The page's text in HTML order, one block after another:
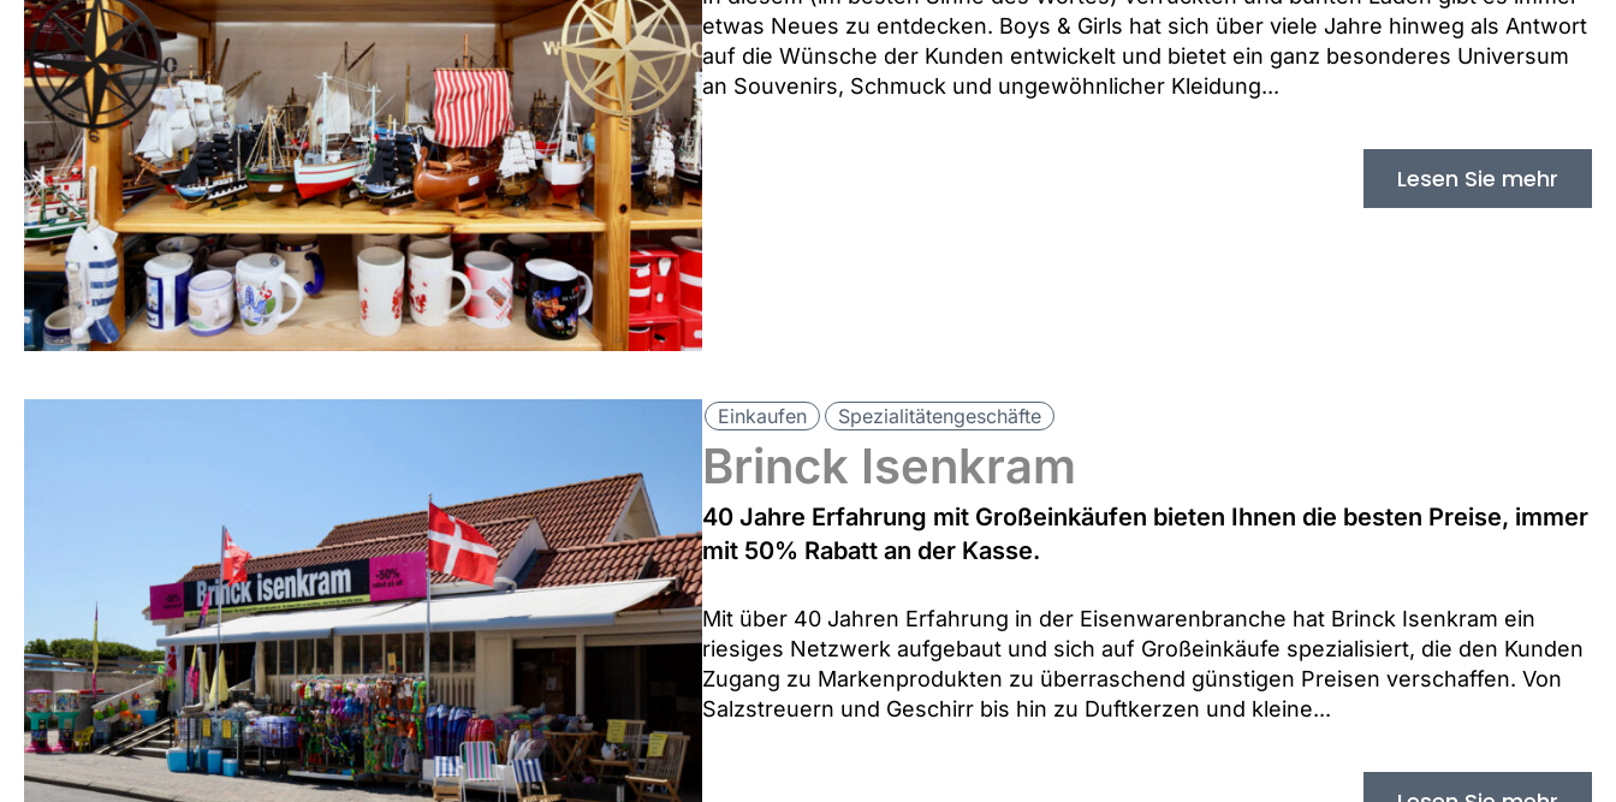
etwas Neues zu entdecken. Boys & Girls hat sich über viele Jahre hinweg als Antwort
auf die Wünsche der Kunden entwickelt und bietet ein ganz besonderes Universum
an Souvenirs, Schmuck und ungewöhnlicher Kleidung...
Lesen Sie mehr
Einkaufen Spezialitätengeschäfte
Brinck Isenkram
40 Jahre Erfahrung mit Großeinkäufen bieten Ihnen die besten Preise, immer
mit 50% Rabatt an der Kasse.
Mit über 40 Jahren Erfahrung in der Eisenwarenbranche hat Brinck Isenkram ein
riesiges Netzwerk aufgebaut und sich auf Großeinkäufe spezialisiert, die den Kunden
Zugang zu Markenprodukten zu überraschend günstigen Preisen verschaffen. Von
Salzstreuern und Geschirr bis hin zu Duftkerzen und kleine...